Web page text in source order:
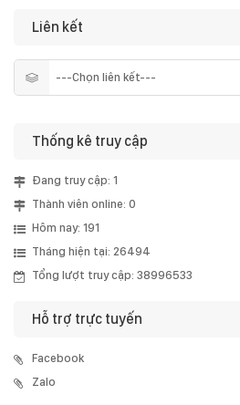
Liên kết
Thống kê truy cập
Đang truy cập: 1
Thành viên online: 0
Hôm nay: 191
Tháng hiện tại: 26494
Tổng lượt truy cập: 38996533
Hỗ trợ trực tuyến
Facebook
Zalo